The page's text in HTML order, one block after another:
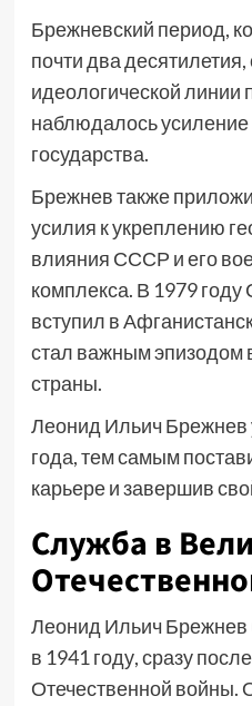
Брежневский период,
почти два
идеологической линии
наблюдалось
государства.
Брежнев также
усилия к укреплению
влияния СССР и его
комплекса. В 1979
вступил в
стал важным эпизодом
страны.
Леонид Ильич Брежнев
года, тем самым
карьере и завершив
Служба в
Леонид Ильич Брежнев
в 1941 году, сразу
Отечественной войны.